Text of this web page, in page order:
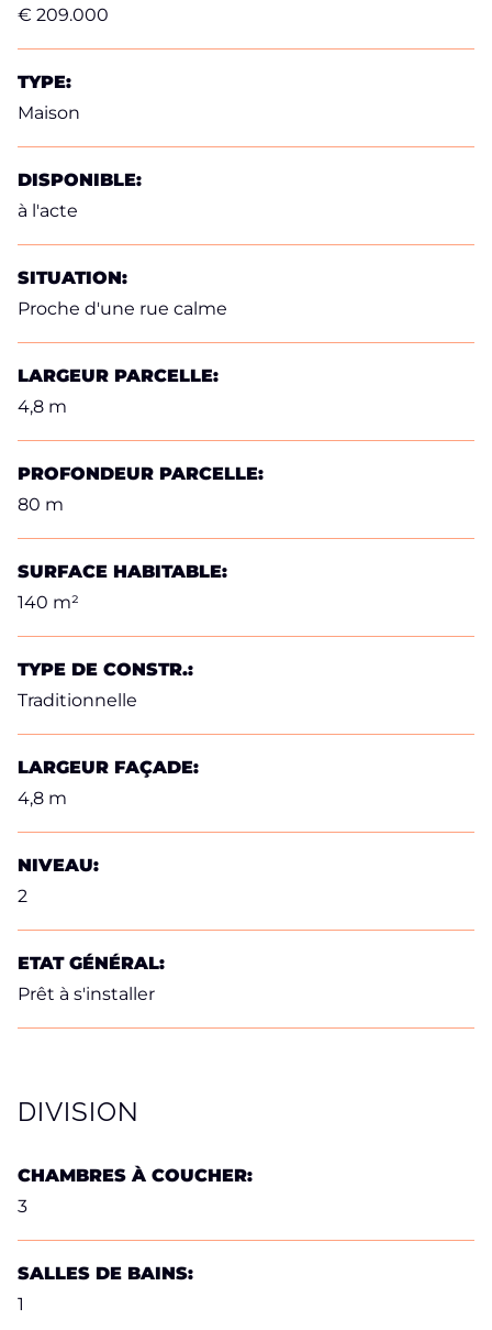
€ 209.000
TYPE:
Maison
DISPONIBLE:
à l'acte
SITUATION:
Proche d'une rue calme
LARGEUR PARCELLE:
4,8 m
PROFONDEUR PARCELLE:
80 m
SURFACE HABITABLE:
140 m²
TYPE DE CONSTR.:
Traditionnelle
LARGEUR FAÇADE:
4,8 m
NIVEAU:
2
ETAT GÉNÉRAL:
Prêt à s'installer
DIVISION
CHAMBRES À COUCHER:
3
SALLES DE BAINS:
1